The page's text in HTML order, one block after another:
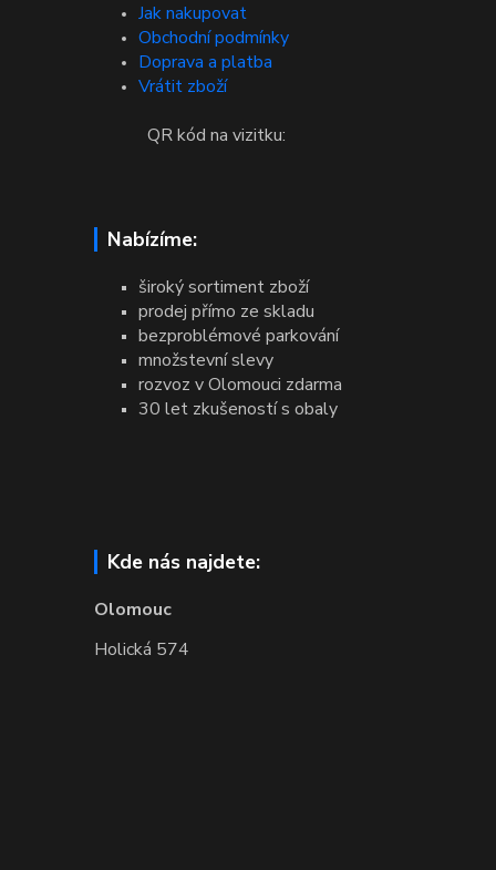
Jak nakupovat
Obchodní podmínky
Doprava a platba
Vrátit zboží
QR kód na vizitku:
Nabízíme:
široký sortiment zboží
prodej přímo ze skladu
bezproblémové parkování
množstevní slevy
rozvoz v Olomouci zdarma
30 let zkušeností s obaly
Kde nás najdete:
Olomouc
Holická 574